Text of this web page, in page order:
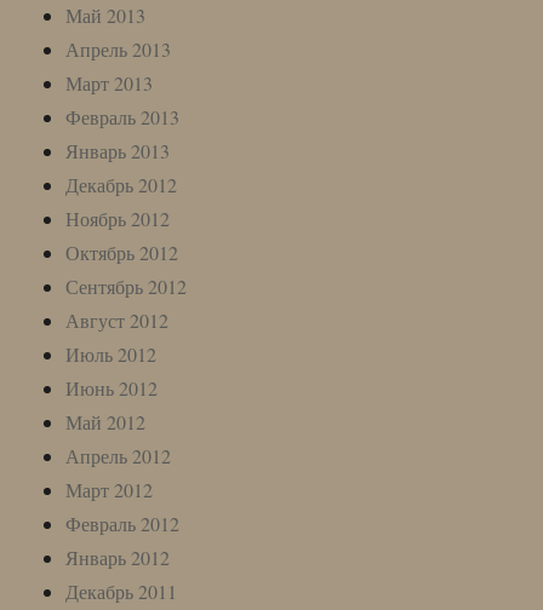
Май 2013
Апрель 2013
Март 2013
Февраль 2013
Январь 2013
Декабрь 2012
Ноябрь 2012
Октябрь 2012
Сентябрь 2012
Август 2012
Июль 2012
Июнь 2012
Май 2012
Апрель 2012
Март 2012
Февраль 2012
Январь 2012
Декабрь 2011